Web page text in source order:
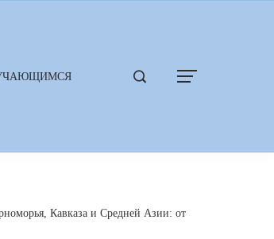
Кавказа и Средней Азии: от